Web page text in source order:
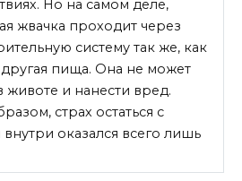
Но на самом деле,
жвачка проходит через
систему так же, как
пища. Она не может
животе и нанести вред.
страх остаться с
оказался всего лишь